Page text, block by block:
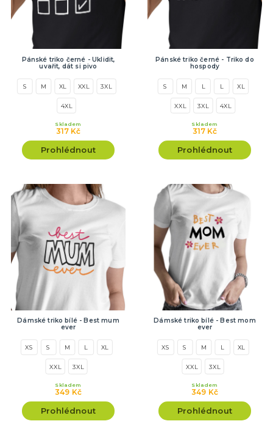
Pánské triko černé - Uklidit,
uvařit, dát si pivo
S M XL XXL 3XL
4XL
317 Kč
Skladem
Prohlédnout
Pánské triko černé - Triko do
hospody
S M L L XL
XXL 3XL 4XL
317 Kč
Skladem
Prohlédnout
Dámské triko bílé - Best mum
ever
XS S M L XL
XXL 3XL
349 Kč
Skladem
Prohlédnout
Dámské triko bílé - Best mom
ever
XS S M L XL
XXL 3XL
349 Kč
Skladem
Prohlédnout